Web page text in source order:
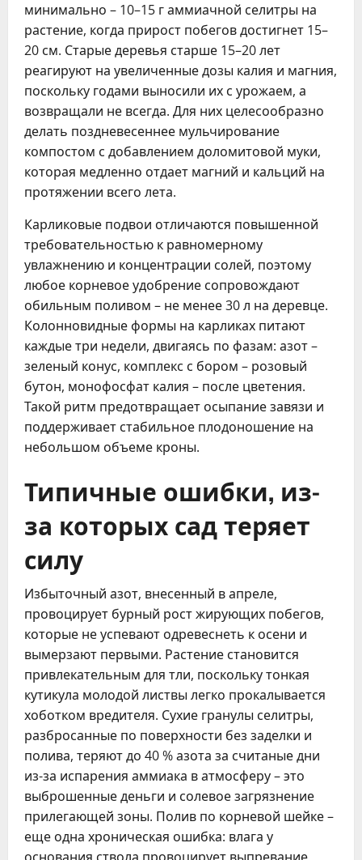
минимально – 10–15 г аммиачной селитры на
растение, когда прирост побегов достигнет 15–
20 см. Старые деревья старше 15–20 лет
реагируют на увеличенные дозы калия и магния,
поскольку годами выносили их с урожаем, а
возвращали не всегда. Для них целесообразно
делать поздневесеннее мульчирование
компостом с добавлением доломитовой муки,
которая медленно отдает магний и кальций на
протяжении всего лета.
Карликовые подвои отличаются повышенной
требовательностью к равномерному
увлажнению и концентрации солей, поэтому
любое корневое удобрение сопровождают
обильным поливом – не менее 30 л на деревце.
Колонновидные формы на карликах питают
каждые три недели, двигаясь по фазам: азот –
зеленый конус, комплекс с бором – розовый
бутон, монофосфат калия – после цветения.
Такой ритм предотвращает осыпание завязи и
поддерживает стабильное плодоношение на
небольшом объеме кроны.
Типичные ошибки, из-
за которых сад теряет
силу
Избыточный азот, внесенный в апреле,
провоцирует бурный рост жирующих побегов,
которые не успевают одревеснеть к осени и
вымерзают первыми. Растение становится
привлекательным для тли, поскольку тонкая
кутикула молодой листвы легко прокалывается
хоботком вредителя. Сухие гранулы селитры,
разбросанные по поверхности без заделки и
полива, теряют до 40 % азота за считаные дни
из-за испарения аммиака в атмосферу – это
выброшенные деньги и солевое загрязнение
прилегающей зоны. Полив по корневой шейке –
еще одна хроническая ошибка: влага у